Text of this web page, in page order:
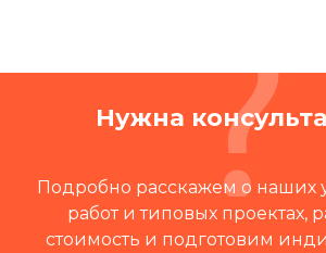
Нужна
Подробно расскажем о наших
работ и типовых проектах,
стоимость и подготовим